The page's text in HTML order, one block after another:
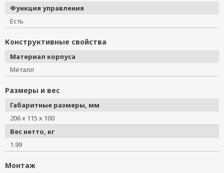
Функция управления
Есть
Конструктивные свойства
Материал корпуса
Металл
Размеры и вес
Габаритные размеры, мм
206 x 115 x 100
Вес нетто, кг
1.99
Монтаж